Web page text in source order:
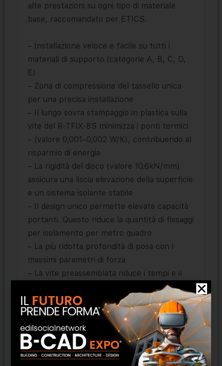
alte prestazioni su ogni tipo di materiale
base, raccomandato per ETICS.
– Installazione veloce e facile su tutti i
materiali di supporto (categorie A, B, C, D,
E)
– Zona di compressione del tassello unica
per una precisa installazione
– Il lungo sovra stampaggio in plastica sulla
vite del R-TFIX-8S minimizza i ponti termici
– (valore 0,001–0,002 W/K), contribuendo al
risparmio di energia
– La rigidità del disco (valore 10.6kN/mm)
assicura una liscia elevazione della superficie
e un sistema isolante stabile
– Il design unico permette elevate capacità
portanti. Questo riduce la quantità di fissaggi
per isolamento per metro quadro
– La più ridotta profondità di posa con i
massimi parametri di forza
– La vite preassemblata riduce i tempi e il
Campi di impiego:
– Sistema composito di isolamento termico
esterno (ETICS)